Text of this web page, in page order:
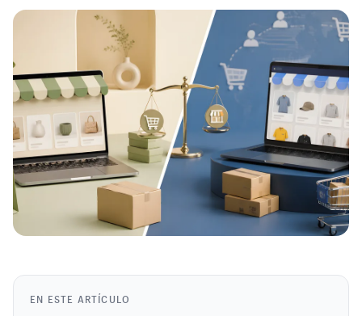
EN ESTE ARTÍCULO